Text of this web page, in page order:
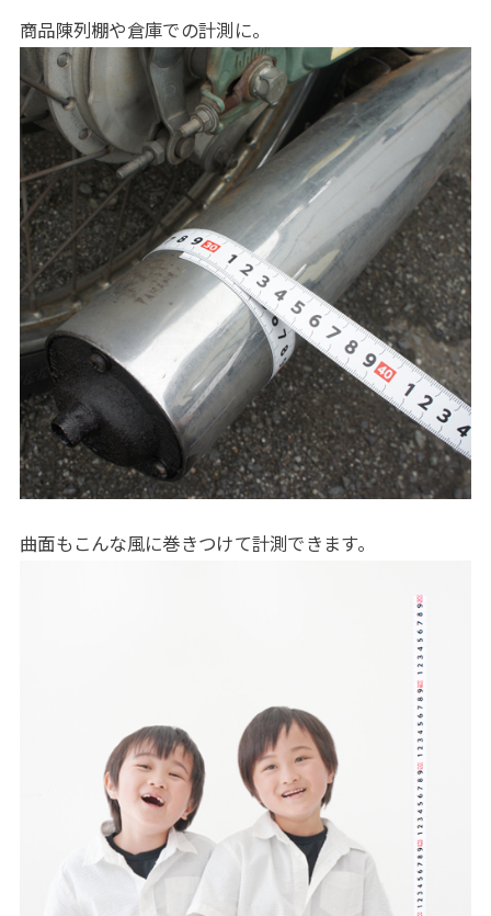
商品陳列棚や倉庫での計測に。
曲面もこんな風に巻きつけて計測できます。